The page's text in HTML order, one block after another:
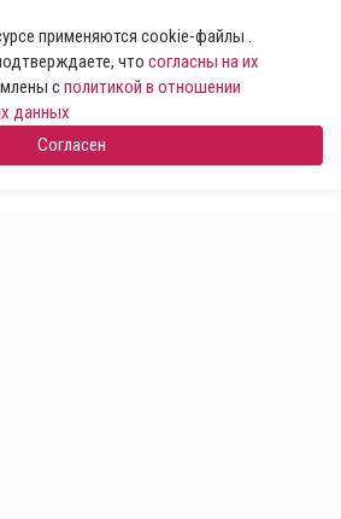
применяются cookie-файлы .
что согласны на их
сполитикой в отношении
данных
Согласен